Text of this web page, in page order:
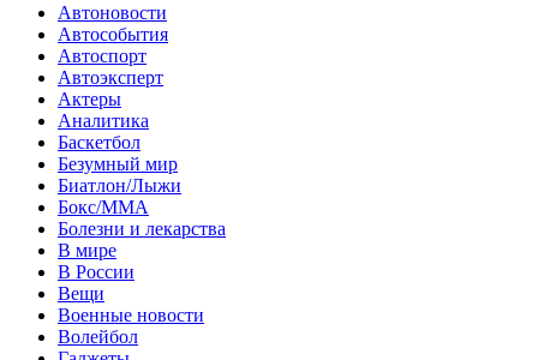
Автоновости
Автособытия
Автоспорт
Автоэксперт
Актеры
Аналитика
Баскетбол
Безумный мир
Биатлон/Лыжи
Бокс/MMA
Болезни и лекарства
В мире
В России
Вещи
Военные новости
Волейбол